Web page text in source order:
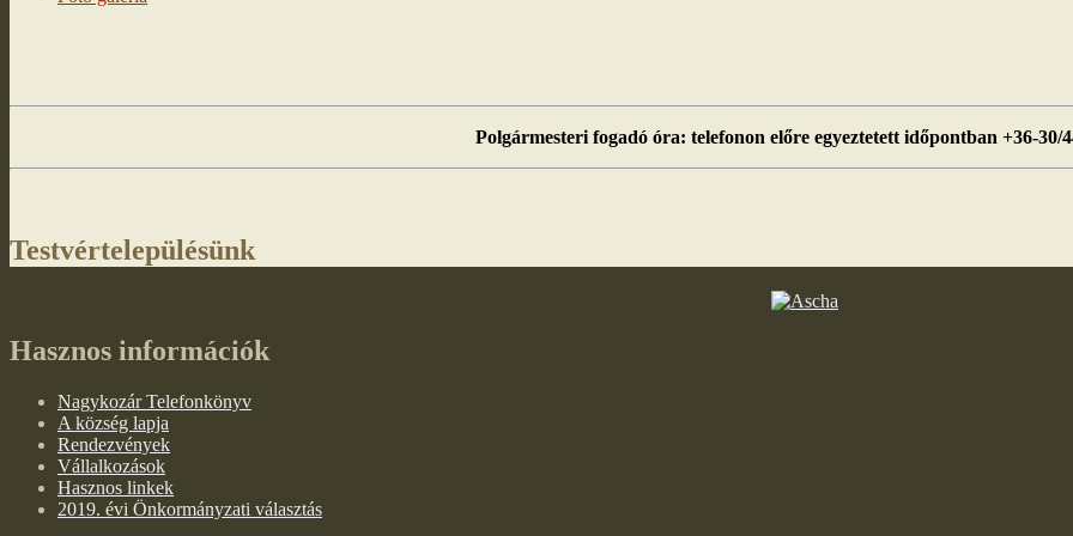
Polgármesteri fogadó óra: telefonon előre egyeztetett időpontban +36-30/
Testvértelepülésünk
Hasznos információk
Nagykozár Telefonkönyv
A község lapja
Rendezvények
Vállalkozások
Hasznos linkek
2019. évi Önkormányzati választás